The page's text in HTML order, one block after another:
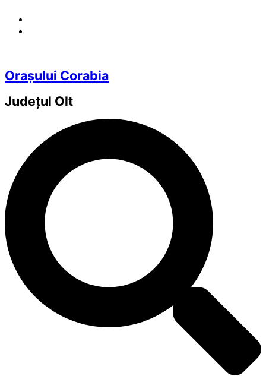
Orașului Corabia
Județul Olt